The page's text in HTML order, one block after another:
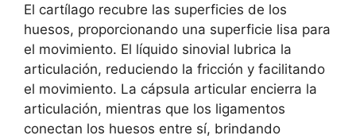
El cartílago recubre las superficies de los
huesos, proporcionando una superficie lisa para
el movimiento. El líquido sinovial lubrica la
articulación, reduciendo la fricción y facilitando
el movimiento. La cápsula articular encierra la
articulación, mientras que los ligamentos
conectan los huesos entre sí, brindando